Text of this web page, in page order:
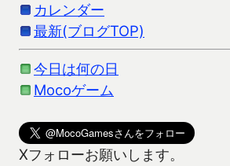
カレンダー
最新(ブログTOP)
今日は何の日
Mocoゲーム
Xフォローお願いします。